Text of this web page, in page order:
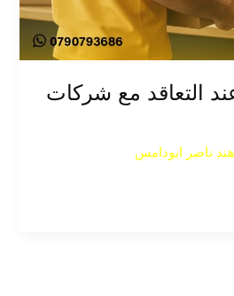
التعاقد مع شركات
هند ناصر ابودامس